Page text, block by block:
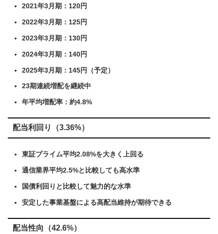
2021年3月期：120円
2022年3月期：125円
2023年3月期：130円
2024年3月期：140円
2025年3月期：145円（予定）
23期連続増配を継続中
年平均増配率：約4.8%
配当利回り（3.36%）
東証プライム平均2.08%を大きく上回る
通信業界平均2.5%と比較しても高水準
国債利回りと比較して魅力的な水準
安定した事業基盤による高配当維持が期待できる
配当性向（42.6%）